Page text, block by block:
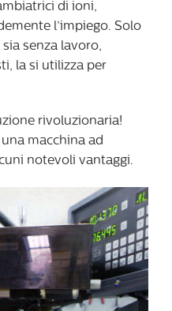
di ioni,
l’impiego. Solo
senza lavoro,
la si utilizza per
rivoluzionaria!
macchina ad
notevoli vantaggi.